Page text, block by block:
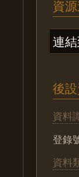
資
連
後
資料
登錄
資料